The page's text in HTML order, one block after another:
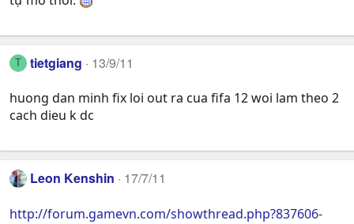
T tietgiang 13/9/11
huong dan minh fix loi out ra cua fifa 12 woi lam theo 2
cach dieu k dc
Leon Kenshin 17/7/11
http://forum.gamevn.com/showthread.php?837606-